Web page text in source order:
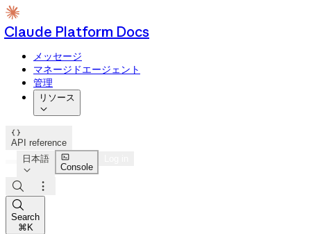
Claude Platform Docs
メッセージ
マネージドエージェント
管理
リソース


API reference
日本語


Console



Search
⌘K